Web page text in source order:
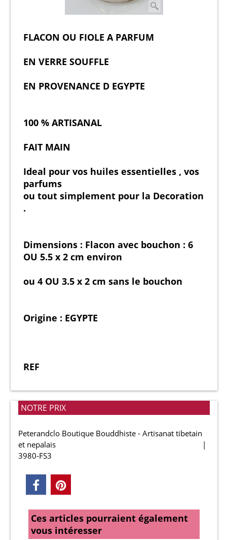
FLACON OU FIOLE A PARFUM
EN VERRE SOUFFLE
EN PROVENANCE D EGYPTE
100 % ARTISANAL
FAIT MAIN
Ideal pour vos huiles essentielles , vos
parfums
ou tout simplement pour la Decoration
.
Dimensions : Flacon avec bouchon : 6
OU 5.5 x 2 cm environ
ou 4 OU 3.5 x 2 cm sans le bouchon
Origine : EGYPTE
REF
NOTRE PRIX
Peterandclo Boutique Bouddhiste - Artisanat tibetain
et nepalais
3980-FS3
Ces articles pourraient également
vous intéresser